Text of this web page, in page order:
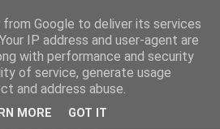
Google to deliver its services
IP address and user-agent are
with performance and security
of service, generate usage
and address abuse.
MORE GOT IT